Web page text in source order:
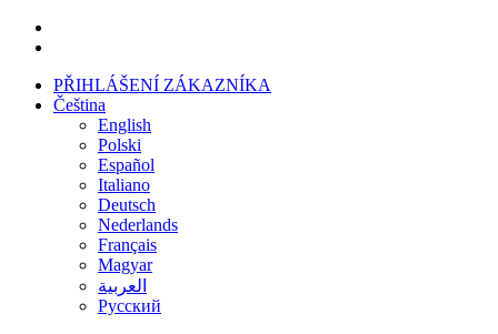
Přeskočit
obsah
PŘIHLÁŠENÍ ZÁKAZNÍKA
Čeština
English
Polski
Español
Italiano
Deutsch
Nederlands
Français
Magyar
العربية‏
Русский